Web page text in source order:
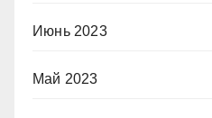
Июнь 2023
Май 2023